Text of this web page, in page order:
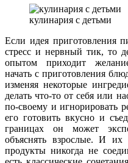
кулинария с детьми
Если идея приготовления
стресс и нервный тик, то
опытом приходит
начать с приготовления
изменяя некоторые
делать что-то от себя или
по-своему и игнорировать
его готовить вкусно и
границах он может
объяснять взрослые. И их
продукты никогда не